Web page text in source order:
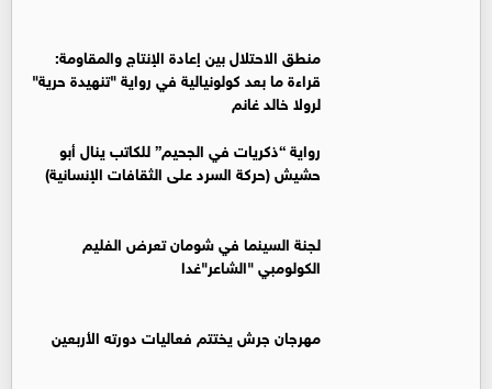
منطق الاحتلال بين إعادة الإنتاج والمقاومة:
قراءة ما بعد كولونيالية في رواية "تنهيدة حرية"
لرولا خالد غانم
رواية “ذكريات في الجحيم” للكاتب ينال أبو
حشيش (حركة السرد على الثقافات الإنسانية)
لجنة السينما في شومان تعرض الفليم
الكولومبي "الشاعر"غدا
مهرجان جرش يختتم فعاليات دورته الأربعين